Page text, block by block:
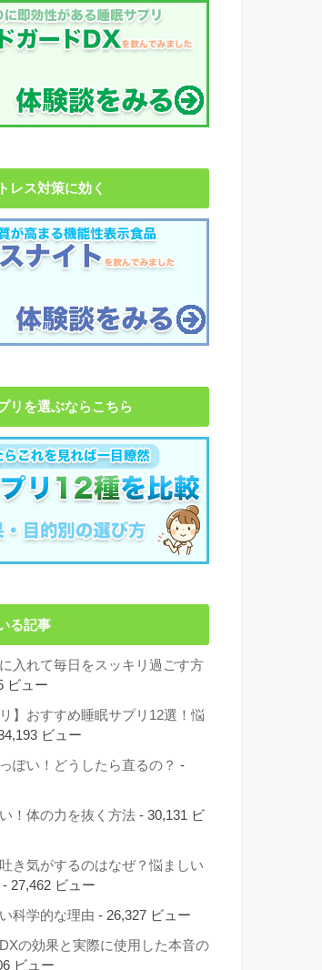
レス対策に効く
リを選ぶならこちら
る記事
入れて毎日をスッキリ過ごす方
ビュー
】おすすめ睡眠サプリ12選！悩
ビュー
ぽい！どうしたら直るの？ -
！体の力を抜く方法 - 30,131 ビ
き気がするのはなぜ？悩ましい
- 27,462 ビュー
科学的な理由 - 26,327 ビュー
の効果と実際に使用した本音の
ビュー